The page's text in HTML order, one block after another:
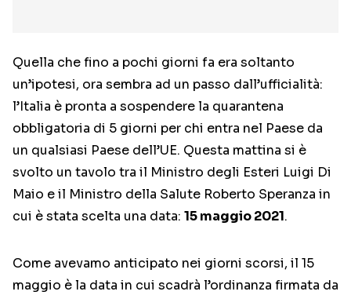
Quella che fino a pochi giorni fa era soltanto
un’ipotesi, ora sembra ad un passo dall’ufficialità:
l’Italia è pronta a sospendere la quarantena
obbligatoria di 5 giorni per chi entra nel Paese da
un qualsiasi Paese dell’UE. Questa mattina si è
svolto un tavolo tra il Ministro degli Esteri Luigi Di
Maio e il Ministro della Salute Roberto Speranza in
cui è stata scelta una data: 15 maggio 2021.
Come avevamo anticipato nei giorni scorsi, il 15
maggio è la data in cui scadrà l’ordinanza firmata da